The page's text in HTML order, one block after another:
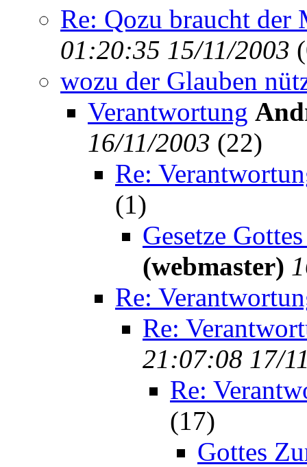
Re: Qozu braucht der
01:20:35 15/11/2003 (
wozu der Glauben
Verantwortung
16/11/2003 (22)
Re:
(1)
Gesetze
(webmaster)
Re:
Re:
21:07:08 17/
Re:
(17)
Gottes